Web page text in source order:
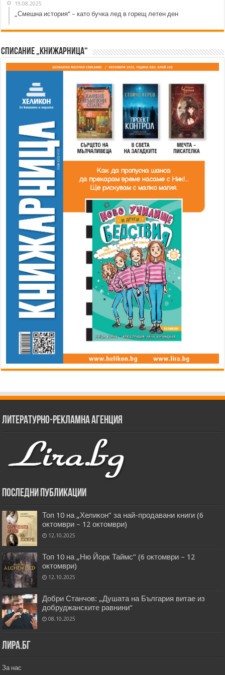
19.08.2025
„Смешна история“ – като бучка лед в горещ летен ден
Списание „Книжарница“
Литературно-рекламна агенция
Последни публикации
Топ 10 на „Хеликон” за най-продавани книги (6
октомври – 12 октомври)
12.10.2025
Топ 10 на „Ню Йорк Таймс” (6 октомври – 12
октомври)
12.10.2025
Добри Станчов: „Душата на България витае из
добруджанските равнини“
08.10.2025
Лира.бг
За нас